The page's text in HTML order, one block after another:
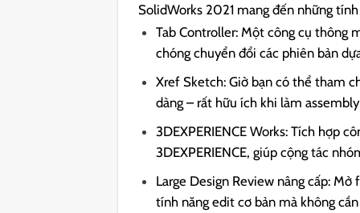
SolidWorks 2021 mang đến những
Tab Controller: Một công cụ thông
chóng chuyển đổi các phiên bản
Xref Sketch: Giờ bạn có thể tham
dàng – rất hữu ích khi làm
3DEXPERIENCE Works: Tích hợp
3DEXPERIENCE, giúp cộng tác
Large Design Review nâng cấp:
tính năng edit cơ bản mà không